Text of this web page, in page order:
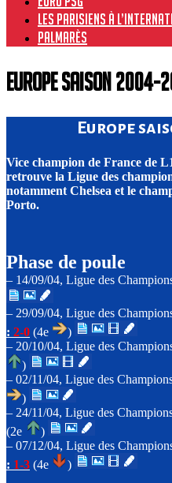
Les Parisiens à
Palmarès
Europe saison 2004-
Europe
Vice champion de France de
retrouve la Ligue des
notamment Chelsea et le
Porto.
Phase de poule
– 14/09/04, Ligue des
– 29/09/04, Ligue des
: 2-0 (4e
)
– 20/10/04, Ligue des
)
– 02/11/04, Ligue des
)
– 24/11/04, Ligue des
(2e
)
– 07/12/04, Ligue des
: 1-3 (4e
)